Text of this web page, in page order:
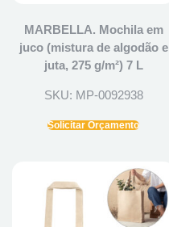
MARBELLA. Mochila em
juco (mistura de algodão e
juta, 275 g/m²) 7 L
SKU: MP-0092938
Solicitar Orçamento